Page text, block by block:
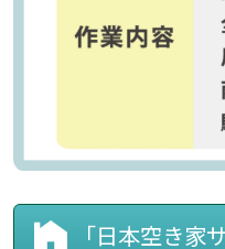
「日本空き